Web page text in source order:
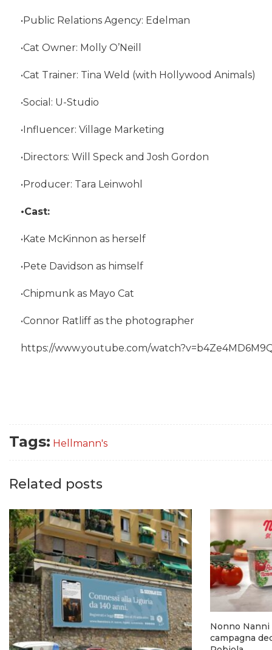
•Public Relations Agency: Edelman
•Cat Owner: Molly O’Neill
•Cat Trainer: Tina Weld (with Hollywood Animals)
•Social: U-Studio
•Influencer: Village Marketing
•Directors: Will Speck and Josh Gordon
•Producer: Tara Leinwohl
•Cast:
•Kate McKinnon as herself
•Pete Davidson as himself
•Chipmunk as Mayo Cat
•Connor Ratliff as the photographer
https://www.youtube.com/
Tags: Hellmann's
Related posts
Nonno Nanni
campagna